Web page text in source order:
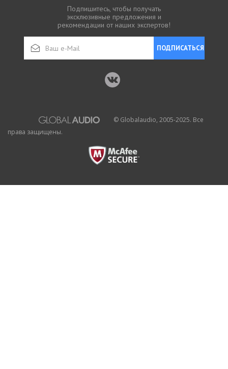
Подпишитесь, чтобы получать
эксклюзивные предложения и
рекомендации от наших экспертов!
ПОДПИСАТЬСЯ
© Globalaudio, 2005-2025. Все
права защищены.